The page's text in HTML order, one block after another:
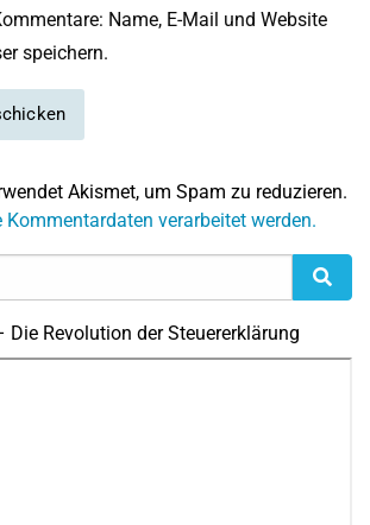
Name, E-Mail und Website
speichern.
Akismet, um Spam zu reduzieren.
Kommentardaten verarbeitet werden.
Die Revolution der Steuererklärung